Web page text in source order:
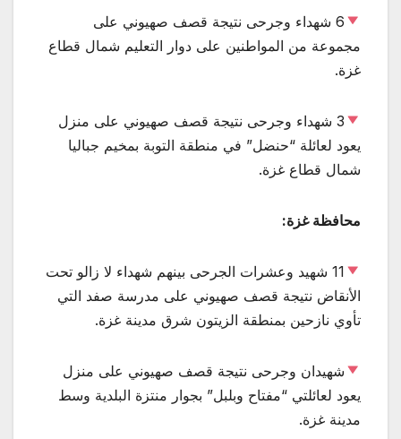
6 شهداء وجرحى نتيجة قصف صهيوني على
مجموعة من المواطنين على دوار التعليم شمال قطاع
غزة.
3 شهداء وجرحى نتيجة قصف صهيوني على منزل
يعود لعائلة “حنضل” في منطقة التوبة بمخيم جباليا
شمال قطاع غزة.
محافظة غزة:
11 شهيد وعشرات الجرحى بينهم شهداء لا زالو تحت
الأنقاض نتيجة قصف صهيوني على مدرسة صفد التي
تأوي نازحين بمنطقة الزيتون شرق مدينة غزة.
شهيدان وجرحى نتيجة قصف صهيوني على منزل
يعود لعائلتي “مفتاح وبلبل” بجوار منتزة البلدية وسط
مدينة غزة.